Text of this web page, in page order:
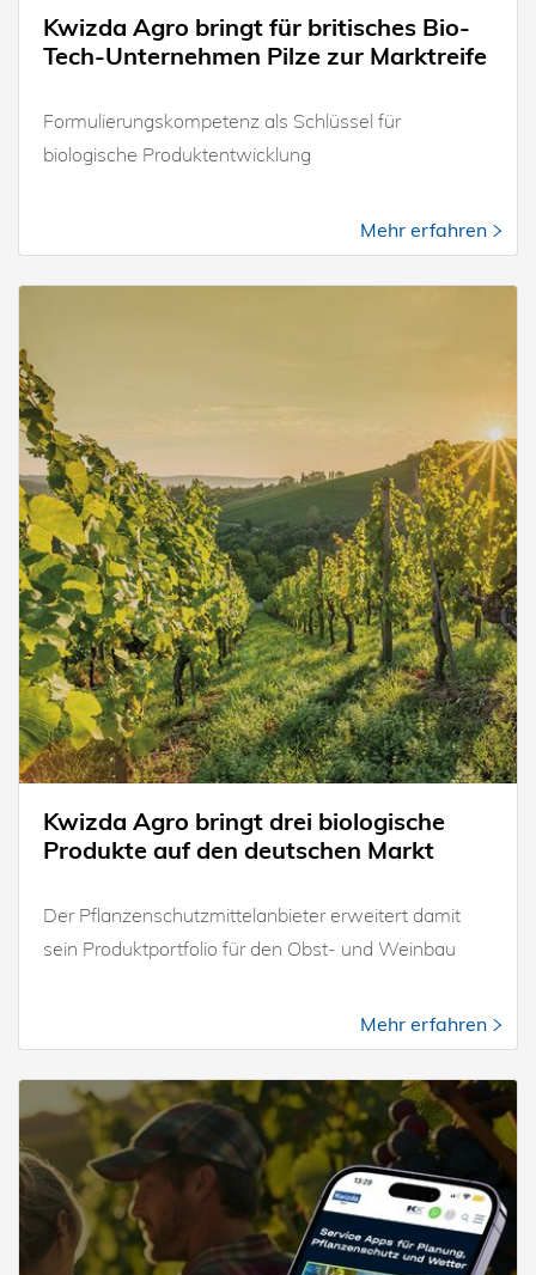
Kwizda Agro bringt für britisches Bio-
Tech-Unternehmen Pilze zur Marktreife
Formulierungskompetenz als Schlüssel für
biologische Produktentwicklung
Mehr erfahren
Kwizda Agro bringt drei biologische
Produkte auf den deutschen Markt
Der Pflanzenschutzmittelanbieter erweitert damit
sein Produktportfolio für den Obst- und Weinbau
Mehr erfahren